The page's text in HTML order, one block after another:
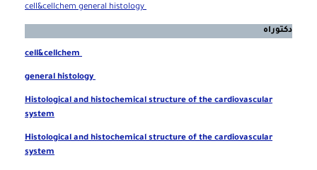
cell&cellchem general histology
دكتوراه
cell&cellchem
general histology
Histological and histochemical structure of the cardiovascular
system
Histological and histochemical structure of the cardiovascular
system